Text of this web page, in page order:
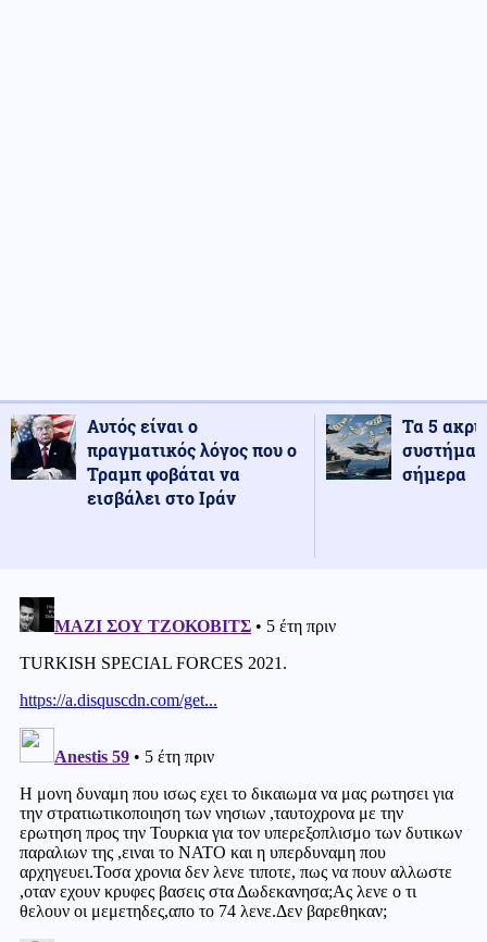
Αυτός είναι ο
πραγματικός λόγος που ο
Τραμπ φοβάται να
εισβάλει στο Ιράν
Τα 5
σήμερα